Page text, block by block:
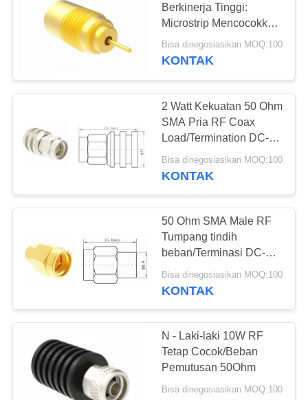
Konektor RF 2,4mm
2.92mm Konektor
Konektor RF 3.5mm
15
Berkinerja Tinggi:
Microstrip Mencocokkan
Beban untuk Kinerja RF
Optimal
Bisa dinegosiasikan MOQ:100
KONTAK
2 Watt Kekuatan 50 Ohm
SMA Pria RF Coax
Load/Termination DC-
18GHz Resistor Silinder
Bisa dinegosiasikan MOQ:100
KONTAK
50 Ohm SMA Male RF
Tumpang tindih
beban/Terminasi DC-
18GHz 1 Watt Daya
Bisa dinegosiasikan MOQ:100
KONTAK
N - Laki-laki 10W RF
Tetap Cocok/Beban
Pemutusan 50Ohm
Bisa dinegosiasikan MOQ:100